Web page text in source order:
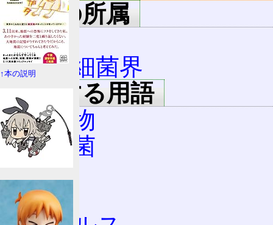
用語の所属
生物
真正細菌界
関連する用語
微生物
乳酸菌
菌
↑本の説明